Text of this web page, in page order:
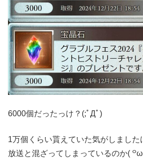
6000個だったっけ？(;ﾟДﾟ)
1万個くらい貰えていた気がしました
放送と混ざってしまっているのか(